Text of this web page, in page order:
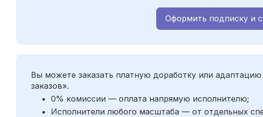
Оформить подписку и
Вы можете заказать платную доработку или
заказов».
0% комиссии — оплата напрямую исполнителю;
Исполнители любого масштаба — от отдельных